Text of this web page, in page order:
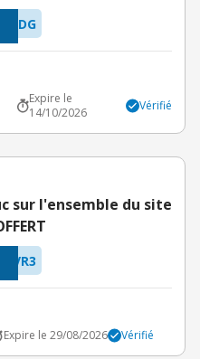
TDG
Expire le
14/10/2026
Vérifié
sur l'ensemble du site
VR3
Expire le 29/08/2026 Vérifié